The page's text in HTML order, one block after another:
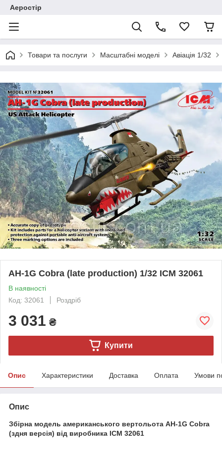
Аеростір
Товари та послуги Масштабні моделі Авіація 1/32
AH-1G Cobra (late production) 1/32 ICM 32061
В наявності
Код: 32061
Роздріб
3 031 ₴
Купити
Опис Характеристики Доставка Оплата Умови
Опис
Збірна модель американського вертольота AH-1G Cobra
(здня версія) від виробника ICM 32061